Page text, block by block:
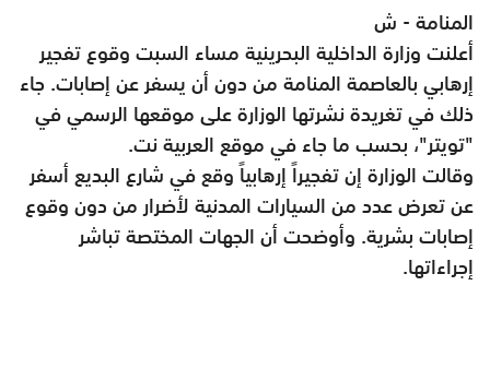
المنامة - ش
أعلنت وزارة الداخلية البحرينية مساء السبت وقوع تفجير
إرهابي بالعاصمة المنامة من دون أن يسفر عن إصابات. جاء
ذلك في تغريدة نشرتها الوزارة على موقعها الرسمي في
"تويتر"، بحسب ما جاء في موقع العربية نت.
وقالت الوزارة إن تفجيراً إرهابياً وقع في شارع البديع أسفر
عن تعرض عدد من السيارات المدنية لأضرار من دون وقوع
إصابات بشرية. وأوضحت أن الجهات المختصة تباشر
إجراءاتها.